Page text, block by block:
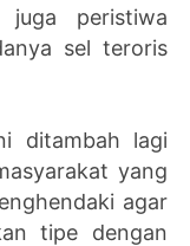
juga peristiwa
sel teroris
ditambah lagi
yang
agar
tipe dengan